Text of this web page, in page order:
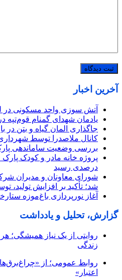
آخرین اخبار
آتش سوزی واحد مسکونی در
یادمان شهدای گمنام قوم‌تپه
جاگذاری المان گیاه و بتن در
کانال ملاصدرا توسط شهرداری منطقه ۲
بررسی وضعیت ساماندهی
درصدی رسید
شورای معاونان و مدیران
شد؛ تأکید بر افزایش تولید،
آغاز نورپردازی باغ‌موزه
گزارش، تحلیل و یادداشت
روایتی از یک نیاز همیشگی؛
زندگی
روابط عمومی؛ از
اعتبار»